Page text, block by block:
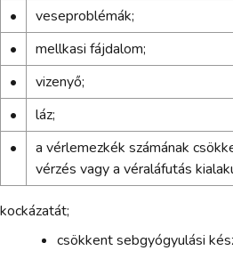
•
veseproblémák;
•
mellkasi fájdalom;
•
vizenyő;
•
láz;
•
a vérlemezkék számának
vérzés vagy a véraláfutás
kockázatát;
csökkent sebgyógyulási